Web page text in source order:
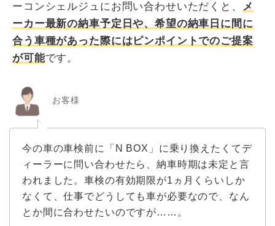
ーコンシェルジュにお問い合わせいただくと、 メ
ーカー最新の納車予定日や、希望の納車日に間に
合う車種があった際にはピンポイントでのご提案
が可能です。
お客様
今の車の車検前に「N BOX」に乗り換えたくてデ
ィーラーに問い合わせたら、納車時期は未定と言
われました。車検の有効期限が1ヵ月くらいしか
なくて、仕事でどうしても車が必要なので、なん
とか間に合わせたいのですが……。